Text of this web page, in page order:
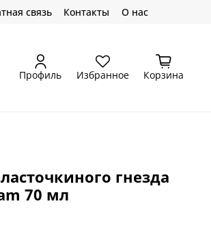
связь Контакты О нас
Профиль Избранное Корзина
гнезда
70 мл